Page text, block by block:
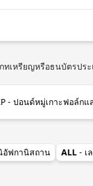
ทเหรียญหรือธนบัตรป
- ปอนด์หมู่เกาะฟอล์ก
อัฟกานิสถาน ALL - เ